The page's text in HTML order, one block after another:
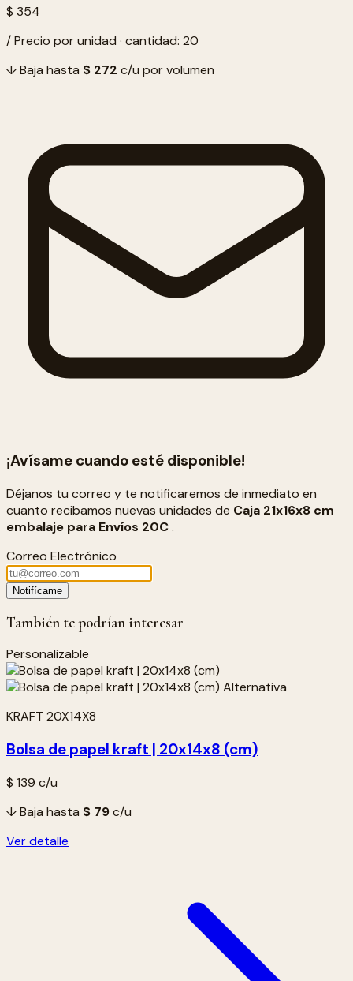
$ 354
/ Precio por unidad · cantidad: 20
↓ Baja hasta $ 272 c/u por volumen
¡Avísame cuando esté disponible!
Déjanos tu correo y te notificaremos de inmediato en
cuanto recibamos nuevas unidades de Caja 21x16x8 cm
embalaje para Envíos 20C.
Correo Electrónico
Notifícame
También te podrían interesar
Personalizable
KRAFT 20X14X8
Bolsa de papel kraft | 20x14x8 (cm)
$ 139 c/u
↓ Baja hasta $ 79c/u
Ver detalle